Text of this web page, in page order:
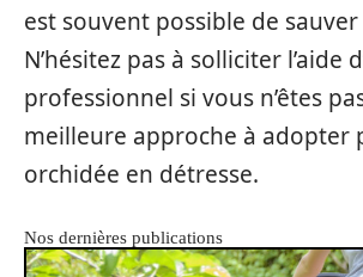
est souvent possible de
N’hésitez pas à solliciter l’aide
professionnel si vous n’êtes
meilleure approche à adopter
orchidée en détresse.
Nos dernières publications